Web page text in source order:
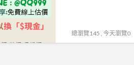
總瀏覽145 , 今天瀏覽0